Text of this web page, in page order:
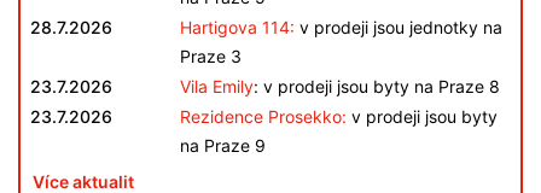
28.7.2026
Hartigova 114: v prodeji jsou jednotky na
Praze 3
23.7.2026
Vila Emily: v prodeji jsou byty na Praze 8
23.7.2026
Rezidence Prosekko: v prodeji jsou byty
na Praze 9
Více aktualit